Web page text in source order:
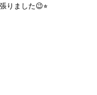
りました😉⭐︎